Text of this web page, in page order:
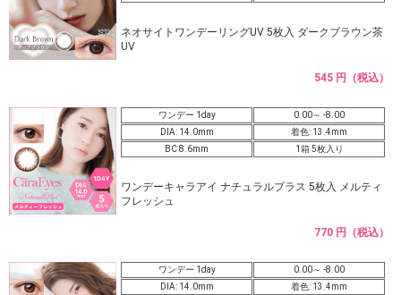
ネオサイトワンデーリングUV 5枚入 ダークブラウン茶
UV
545 円（税込）
ワンデー 1day
0.00～ -8.00
DIA: 14.0mm
着色: 13.4mm
BC 8.6mm
1箱 5枚入り
ワンデーキャラアイ ナチュラルプラス 5枚入 メルティ
フレッシュ
770 円（税込）
ワンデー 1day
0.00～ -8.00
DIA: 14.0mm
着色: 13.4mm